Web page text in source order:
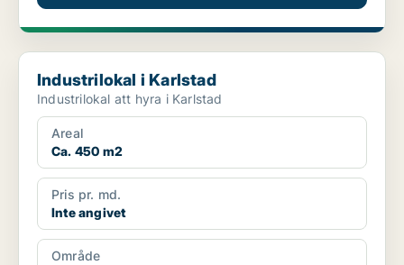
Industrilokal i Karlstad
Industrilokal i Karlstad
Industrilokal att hyra i Karlstad
Areal
Ca. 450 m2
Pris pr. md.
Inte angivet
Område